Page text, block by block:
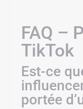
FAQ –
TikTok
Est-ce
portée